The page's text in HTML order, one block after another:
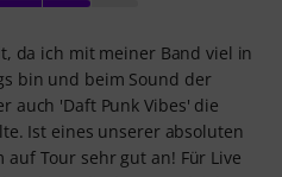
da ich mit meiner Band viel in
bin und beim Sound der
auch 'Daft Punk Vibes' die
Ist eines unserer absoluten
Tour sehr gut an! Für Live